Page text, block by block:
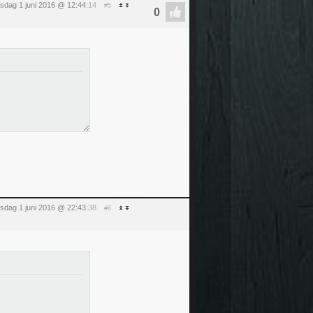
1 juni 2016 @ 12:44:14 #5
1 juni 2016 @ 22:43:38 #6